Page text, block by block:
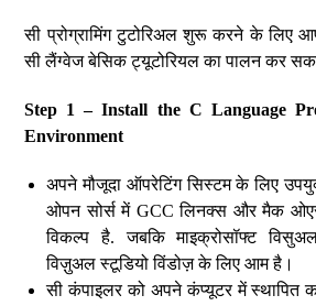
सी प्रोग्रामिंग टुटोरिअल शुरू करने के लिए
सी लैंग्वेज बेसिक ट्यूटोरियल का पालन कर
Step 1 – Install the C Language
Environment
अपने मौजूदा ऑपरेटिंग सिस्टम के लिए
ओपन सोर्स में GCC लिनक्स और मैक
विकल्प है. जबकि माइक्रोसॉफ्ट
विज़ुअल स्टूडियो विंडोज़ के लिए आम है।
सी कंपाइलर को अपने कंप्यूटर में स्थापित